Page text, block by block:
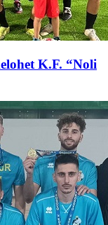
K.F. “Noli